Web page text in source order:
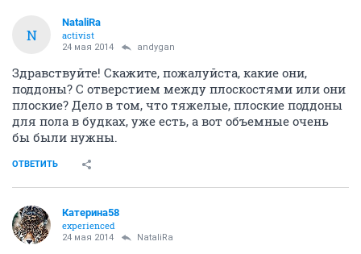
N
NataliRa
activist
24 мая 2014 andygan
Здравствуйте! Скажите, пожалуйста, какие они,
поддоны? С отверстием между плоскостями или они
плоские? Дело в том, что тяжелые, плоские поддоны
для пола в будках, уже есть, а вот объемные очень
бы были нужны.
ОТВЕТИТЬ
Катерина58
experienced
24 мая 2014 NataliRa